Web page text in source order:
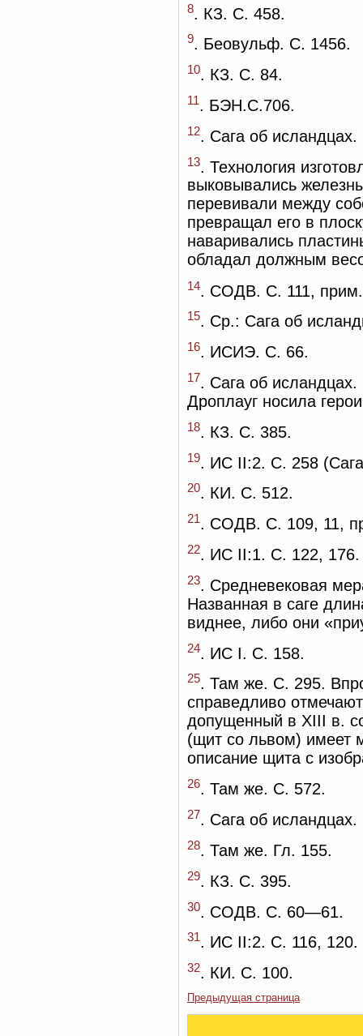
8 . КЗ. С. 458.
9. Беовульф. С. 1456.
10. КЗ. С. 84.
11. БЭН.С.706.
12. Сага об исландцах.
13. Технология
выковывались
перевивали между
превращал его в
наваривались
обладал должным
14 . СОДВ. С. 111,
15. Ср.: Сага об
16. ИСИЭ. С. 66.
17. Сага об
Дроплауг носила
18. КЗ. С. 385.
19 . ИС II:2. С. 258
20. КИ. С. 512.
21. СОДВ. С. 109, 11,
22. ИС II:1. С. 122, 176.
23. Средневековая
Названная в саге
виднее, либо они
24 . ИС I. С. 158.
25. Там же. С. 295.
справедливо
допущенный в XIII в.
(щит со львом) имеет
описание щита с
26. Там же. С. 572.
27. Сага об
28. Там же. Гл. 155.
29. КЗ. С. 395.
30 . СОДВ. С. 60—61.
31. ИС II:2. С. 116, 120.
32. КИ. С. 100.
Предыдущая страница